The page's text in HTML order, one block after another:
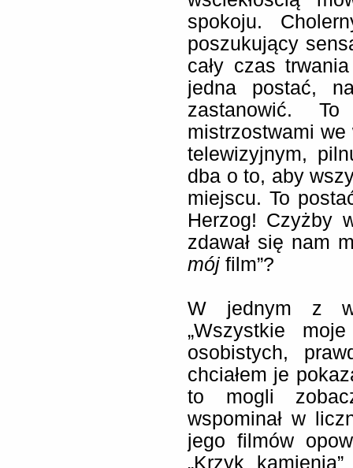
spokoju.
poszukujący
cały czas
jedna postać,
zastanowić.
mistrzostwami
telewizyjnym,
dba o to, aby
miejscu. To
Herzog! Czyżby
zdawał się nam
mój film”?
W jednym z
„Wszystkie
osobistych,
chciałem je
to mogli
wspominał w
jego filmów
„Krzyk